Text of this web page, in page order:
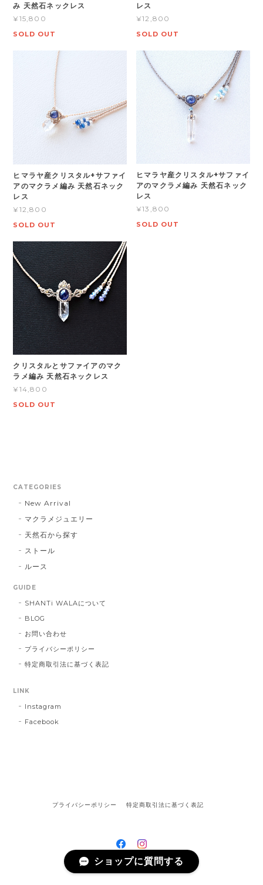
み 天然石ネックレス
¥15,800
SOLD OUT
レス
¥12,800
SOLD OUT
ヒマラヤ産クリスタル+サファイ
アのマクラメ編み 天然石ネック
レス
¥12,800
SOLD OUT
ヒマラヤ産クリスタル+サファイ
アのマクラメ編み 天然石ネック
レス
¥13,800
SOLD OUT
クリスタルとサファイアのマク
ラメ編み 天然石ネックレス
¥14,800
SOLD OUT
CATEGORIES
New Arrival
マクラメジュエリー
天然石から探す
ストール
ルース
GUIDE
SHANTi WALAについて
BLOG
お問い合わせ
プライバシーポリシー
特定商取引法に基づく表記
LINK
Instagram
Facebook
プライバシーポリシー 特定商取引法に基づく表記
©SHANTi WALA
ショップに質問する